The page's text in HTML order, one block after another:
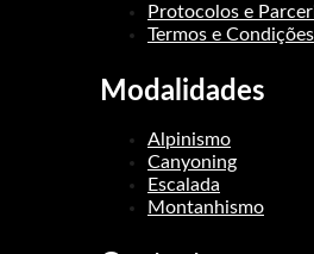
Protocolos e
Termos e Condições
Modalidades
Alpinismo
Canyoning
Escalada
Montanhismo